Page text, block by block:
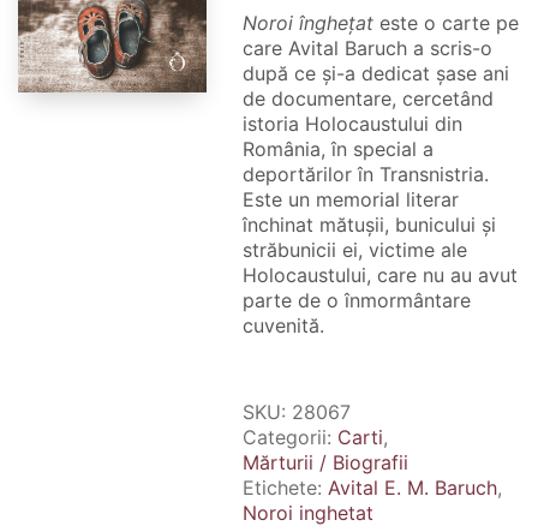
Noroi înghețateste o carte pe
care Avital Baruch a scris-o
după ce și-a dedicat șase ani
de documentare, cercetând
istoria Holocaustului din
România, în special a
deportărilor în Transnistria.
Este un memorial literar
închinat mătușii, bunicului și
străbunicii ei, victime ale
Holocaustului, care nu au avut
parte de o înmormântare
cuvenită.
SKU: 28067
Categorii: Carti,
Mărturii / Biografii
Etichete: Avital E. M. Baruch,
Noroi inghetat